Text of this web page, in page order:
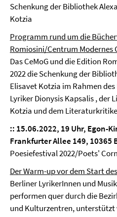
Schenkung der Bibliothek
Kotzia
Programm rund um die
Romiosini/Centrum Modernes
Das CeMoG und die Edition
2022 die Schenkung der
Elisavet Kotzia im Rahmen
Lyriker Dionysis Kapsalis ,
Kotzia und dem
:: 15.06.2022, 19 Uhr, Egon-
Frankfurter Allee 149, 10365
Poesiefestival 2022/Poets'
Der Warm-up vor dem Start
Berliner LyrikerInnen und
performen quer durch die
und Kulturzentren, unterstützt